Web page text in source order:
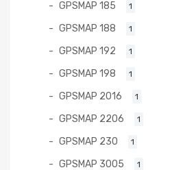
GPSMAP 185 1
GPSMAP 188 1
GPSMAP 192 1
GPSMAP 198 1
GPSMAP 2016 1
GPSMAP 2206 1
GPSMAP 230 1
GPSMAP 3005 1